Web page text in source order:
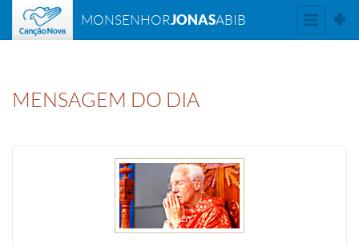
MONSENHORJONASABIB
MENSAGEM DO DIA